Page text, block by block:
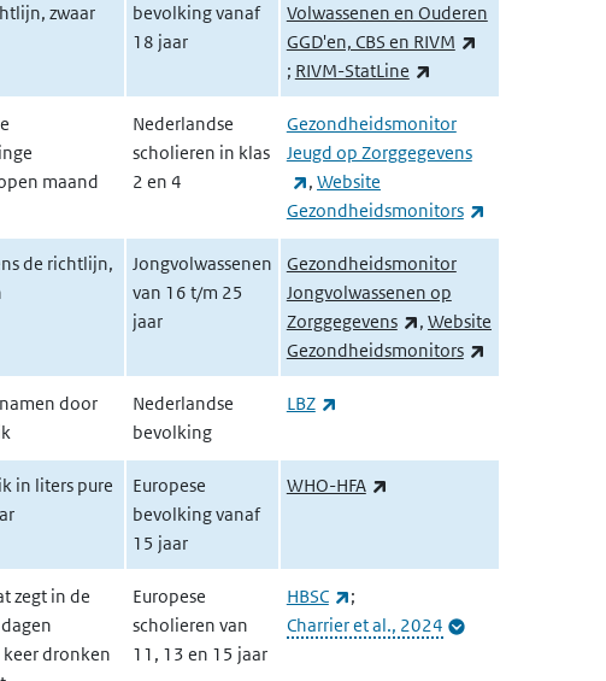
zwaar
bevolking vanaf
18 jaar
Volwassenen en Ouderen
GGD'en, CBS en RIVM
(externe link)
; RIVM-StatLine
maand
Nederlandse
scholieren in klas
2 en 4
Gezondheidsmonitor
Jeugd op Zorggegevens
(externe link)
, Website
Gezondheidsmonitors
de richtlijn,
Jongvolwassenen
van 16 t/m 25
jaar
Gezondheidsmonitor
Jongvolwassenen op
Zorggegevens
(externe link)
, Website
Gezondheidsmonitors
door
Nederlandse
bevolking
LBZ
in liters pure
Europese
bevolking vanaf
15 jaar
WHO-HFA
zegt in de
dronken
Europese
scholieren van
11, 13 en 15 jaar
HBSC (externe link)
;
Charrier et al., 2024